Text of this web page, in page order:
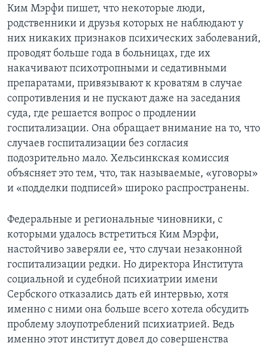
Ким Мэрфи пишет, что некоторые люди,
родственники и друзья которых не наблюдают у
них никаких признаков психических заболеваний,
проводят больше года в больницах, где их
накачивают психотропными и седативными
препаратами, привязывают к кроватям в случае
сопротивления и не пускают даже на заседания
суда, где решается вопрос о продлении
госпитализации. Она обращает внимание на то, что
случаев госпитализации без согласия
подозрительно мало. Хельсинкская комиссия
объясняет это тем, что, так называемые, «уговоры»
и «подделки подписей» широко распространены.
Федеральные и региональные чиновники, с
которыми удалось встретиться Ким Мэрфи,
настойчиво заверяли ее, что случаи незаконной
госпитализации редки. Но директора Института
социальной и судебной психиатрии имени
Сербского отказались дать ей интервью, хотя
именно с ними она больше всего хотела обсудить
проблему злоупотреблений психиатрией. Ведь
именно этот институт довел до совершенства